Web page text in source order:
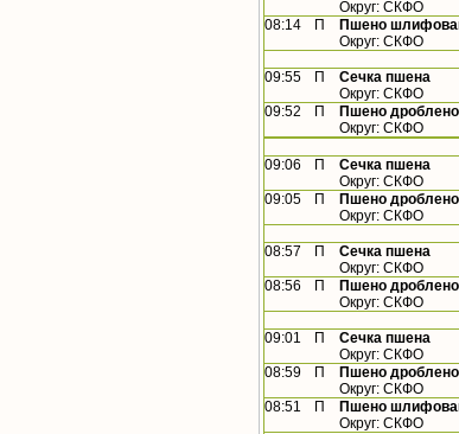
Округ: СКФО
08:14
П
Пшено
Округ: СКФО
09:55
П Сечка пшена
Округ: СКФО
09:52
П
Пшено
Округ: СКФО
09:06
П Сечка пшена
Округ: СКФО
09:05
П
Пшено
Округ: СКФО
08:57
П Сечка пшена
Округ: СКФО
08:56
П
Пшено
Округ: СКФО
09:01
П Сечка пшена
Округ: СКФО
08:59
П
Пшено
Округ: СКФО
08:51
П
Пшено
Округ: СКФО